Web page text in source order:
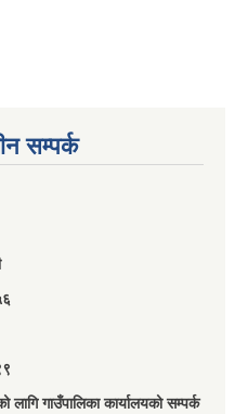
सम्पर्क
गाउँपालिका कार्यालयको सम्पर्क